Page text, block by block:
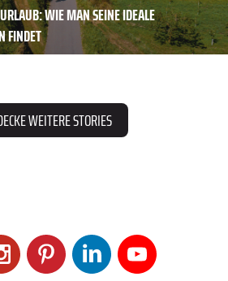
WIE MAN SEINE IDEALE
FINDET
WEITERE STORIES